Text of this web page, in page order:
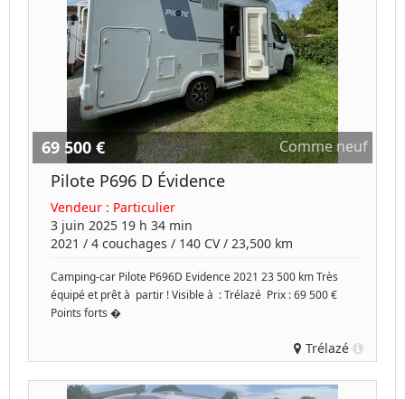
69 500 € Comme neuf
Pilote P696 D Évidence
Vendeur : Particulier
3 juin 2025 19 h 34 min
2021 / 4 couchages / 140 CV / 23,500 km
Camping-car Pilote P696D Evidence 2021 23 500 km Très
équipé et prêt à partir ! Visible à : Trélazé Prix : 69 500 €
Points forts �
Trélazé